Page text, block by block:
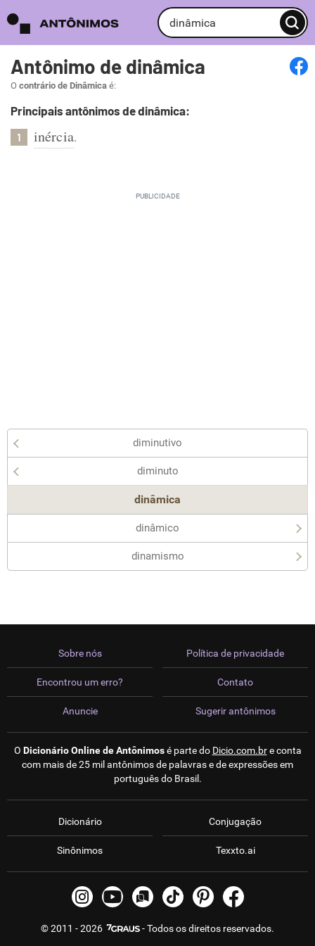
Antônimo de dinâmica
O contrário de Dinâmica é:
Principais antônimos de dinâmica:
1 inércia.
diminutivo
diminuto
dinâmica
dinâmico
dinamismo
Sobre nós
Encontrou um erro?
Anuncie
Política de privacidade
Contato
Sugerir antônimos
O Dicionário Online de Antônimosé parte do Dicio.com.bre conta
com mais de 25 mil antônimos de palavras e de expressões em
português do Brasil.
Dicionário
Sinônimos
Conjugação
Texxto.ai
© 2011 - 2026 - Todos os direitos reservados.